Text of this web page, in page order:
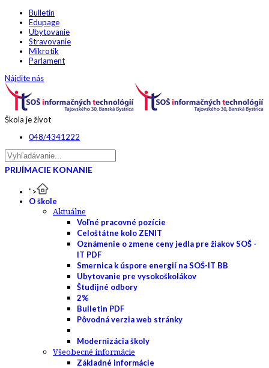
Bulletin
Edupage
Ubytovanie
Stravovanie
Mikrotik
Parlament
Nájdite nás
Škola je život
048/4341222
PRIJÍMACIE KONANIE
">
O škole
Aktuálne
Voľné pracovné pozície
Celoštátne kolo ZENIT
Oznámenie o zmene ceny jedla pre žiakov SOŠ -
IT PDF
Smernica k úspore energií na SOŠ-IT BB
Ubytovanie pre vysokoškolákov
Študijné odbory
2%
Bulletin PDF
Pôvodná verzia web stránky
Modernizácia školy
Všeobecné informácie
Základné informácie